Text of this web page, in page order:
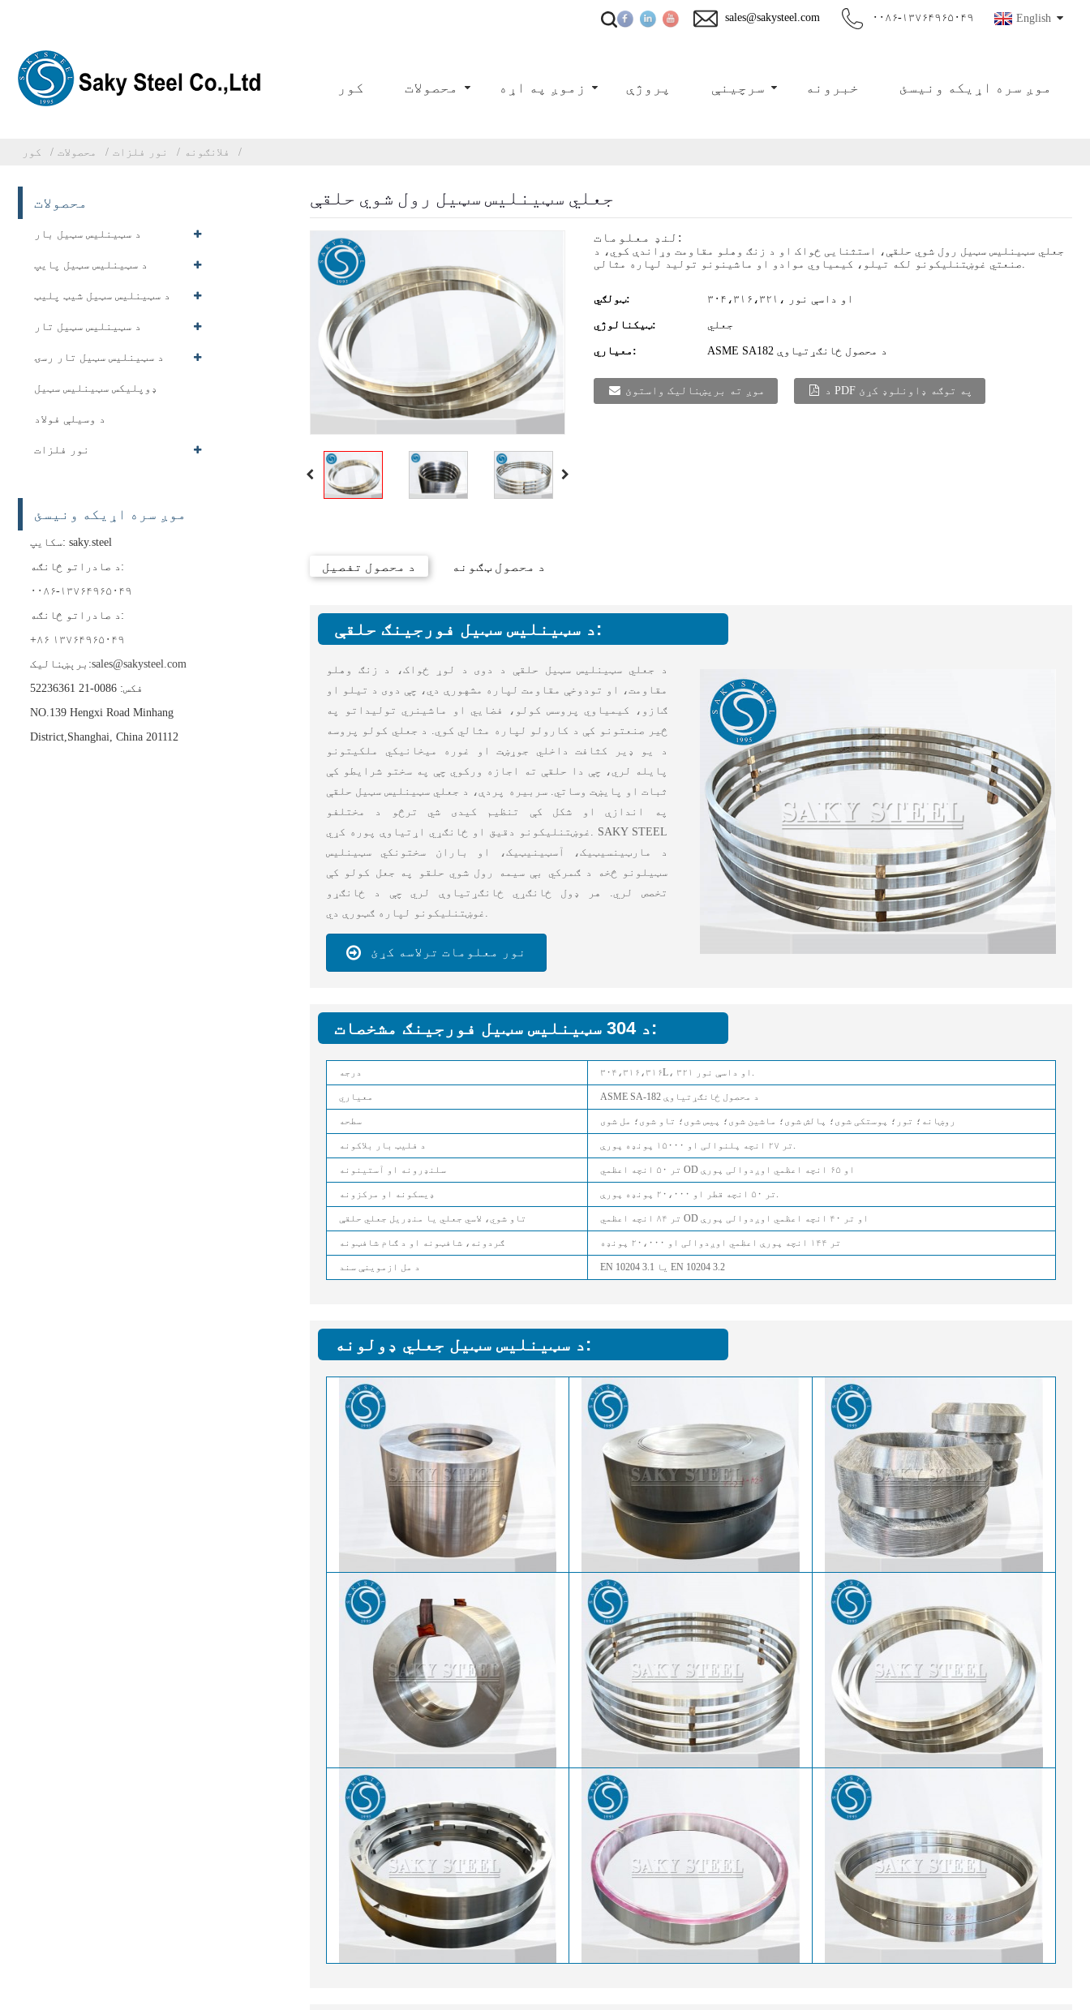
English ۰۰۸۶-۱۳۷۶۴۹۶۵۰۴۹ sales@sakysteel.com
کور محصولات زموږ په اړه پروژې سرچینې خبرونه موږ سره اړیکه ونیسئ
کور محصولات نور فلزات فلانګونه
محصولات
د سټینلیس سټیل بار
د سټینلیس سټیل پایپ
د سټینلیس سټیل شیټ پلیټ
د سټینلیس سټیل تار
د سټینلیس سټیل تار رسۍ
ډوپلیکس سټینلیس سټیل
د وسیلې فولاد
نور فلزات
موږ سره اړیکه ونیسئ
سکایپ: saky.steel
د صادراتو څانګه:
۰۰۸۶-۱۳۷۶۴۹۶۵۰۴۹
د صادراتو څانګه:
+۸۶ ۱۳۷۶۴۹۶۵۰۴۹
برېښنالیک:sales@sakysteel.com
فکس: 0086-21 52236361
NO.139 Hengxi Road Minhang
District,Shanghai, China 201112
جعلي سټینلیس سټیل رول شوي حلقې
لنډ معلومات:
جعلي سټینلیس سټیل رول شوي حلقې، استثنایی ځواک او د زنګ وهلو مقاومت وړاندې کوي، د
صنعتي غوښتنلیکونو لکه تیلو، کیمیاوي موادو او ماشینونو تولید لپاره مثالی.
ټولګي: ۳۰۴،۳۱۶،۳۲۱، او داسې نور
ټیکنالوژي: جعلي
معیاري: ASME SA182 د محصول ځانګړتیاوې
موږ ته بریښنالیک واستوئ د PDF په توګه ډاونلوډ کړئ
د محصول تفصیل د محصول ټګونه
د سټینلیس سټیل فورجینګ حلقې:
د جعلي سټینلیس سټیل حلقې د دوی د لوړ ځواک، د زنګ وهلو
مقاومت، او تودوخې مقاومت لپاره مشهورې دي، چې دوی د تیلو او
ګازو، کیمیاوي پروسس کولو، فضايي او ماشینري تولیداتو په
څیر صنعتونو کې د کارولو لپاره مثالي کوي. د جعلي کولو پروسه
د یو ډیر کثافت داخلي جوړښت او غوره میخانیکي ملکیتونو
پایله لري، چې دا حلقې ته اجازه ورکوي چې په سختو شرایطو کې
ثبات او پایښت وساتي. سربیره پردې، د جعلي سټینلیس سټیل حلقې
په اندازې او شکل کې تنظیم کیدی شي ترڅو د مختلفو
غوښتنلیکونو دقیق او ځانګړي اړتیاوې پوره کړي. SAKY STEEL
د مارټینسیټیک، آسټینیټیک، او باران سختونکي سټینلیس
سټیلونو څخه د ګمرکي بې سیمه رول شوي حلقو په جعل کولو کې
تخصص لري. هر ډول ځانګړي ځانګړتیاوې لري چې د ځانګړو
غوښتنلیکونو لپاره ګټورې دي.
نور معلومات ترلاسه کړئ
د 304 سټینلیس سټیل فورجینګ مشخصات:
درجه
معیاري ASME SA-182 د محصول ځانګړتیاوې
سطحه روښانه؛ تور؛ پوستکی شوی؛ پالش شوی؛ ماشین شوی؛ پیس شوی؛ تاو شوی؛ مل شوی
د فلیټ بار بلاکونه
سلنډرونه او آستینونه تر ۵۰ انچه اعظمي OD او ۶۵ انچه اعظمي اوږدوالی پورې
ډیسکونه او مرکزونه
تاو شوي، لاسي جعلي یا منډریل جعلي حلقې تر ۸۴ انچه اعظمي OD او تر ۴۰ انچه اعظمي اوږدوالی پورې
ګردونه، شافټونه او د ګام شافټونه تر ۱۴۴ انچه پورې اعظمي اوږدوالی او ۲۰،۰۰۰ پونډه
د مل ازموینې سند EN 10204 3.1 یا EN 10204 3.2
د سټینلیس سټیل جعلي ډولونه: